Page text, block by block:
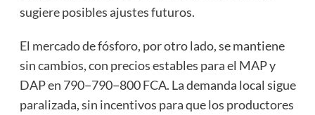
sugiere posibles ajustes futuros.
El mercado de fósforo, por otro lado, se mantiene
sin cambios, con precios estables para el MAP y
DAP en 790−790−800 FCA. La demanda local sigue
paralizada, sin incentivos para que los productores